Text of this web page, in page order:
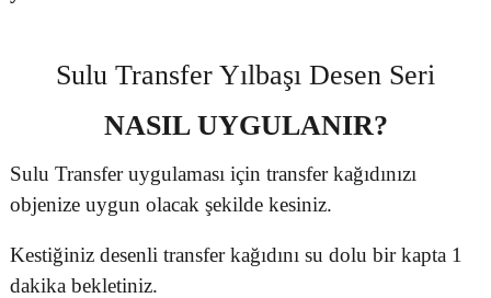
Sulu Transfer Yılbaşı Desen Seri
NASIL UYGULANIR?
Sulu Transfer uygulaması için transfer kağıdınızı
objenize uygun olacak şekilde kesiniz.
Kestiğiniz desenli transfer kağıdını su dolu bir kapta 1
dakika bekletiniz.